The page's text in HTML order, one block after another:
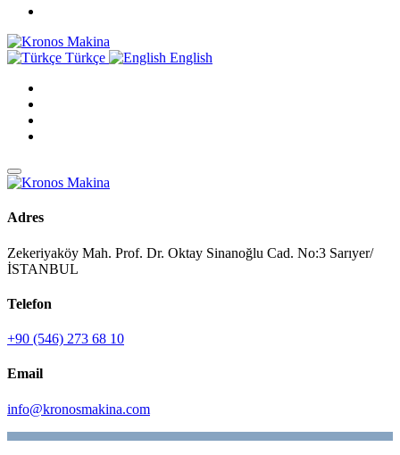
Türkçe English
Adres
Zekeriyaköy Mah. Prof. Dr. Oktay Sinanoğlu Cad. No:3 Sarıyer/
İSTANBUL
Telefon
+90 (546) 273 68 10
Email
info@kronosmakina.com